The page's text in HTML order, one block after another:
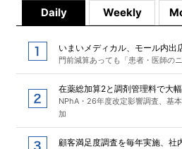
Daily Weekly
いまいメディカル、モール内出
門前減算あっても「患者・医師のニ
在薬総加算2と調剤管理料で大
NPhA・26年度改定影響調査、基
加
顧客満足度調査を毎年実施、社